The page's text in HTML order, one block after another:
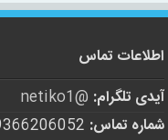
اطلاعات تماس
آیدی تلگرام: @netiko1
شماره تماس: